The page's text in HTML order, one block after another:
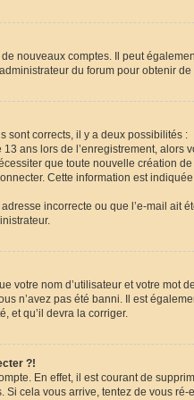
nouveaux comptes. Il peut
du forum pour obtenir de
sont corrects, il y a deux possibilités :
ans lors de l’enregistrement, alors
que toute nouvelle création
Cette information est
incorrecte ou que l’e-mail ait
votre nom d’utilisateur et votre mot
n’avez pas été banni. Il est
et qu’il devra la corriger.
?!
En effet, il est courant de
cela vous arrive, tentez de vous ré-